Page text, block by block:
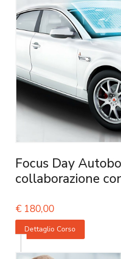
Focus Day
collaborazione
€ 180,00
Dettaglio Corso